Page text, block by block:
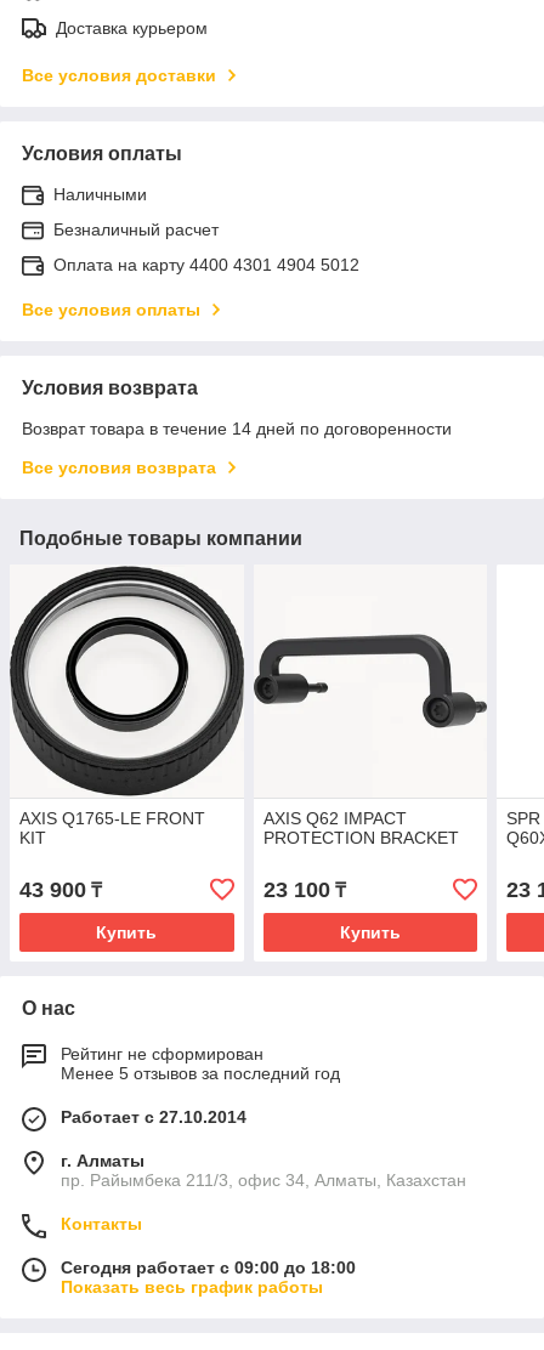
Доставка курьером
Все условия доставки
Условия оплаты
Наличными
Безналичный расчет
Оплата на карту 4400 4301 4904 5012
Все условия оплаты
Условия возврата
Возврат товара в течение 14 дней по договоренности
Все условия возврата
Подобные товары компании
AXIS Q1765-LE FRONT
KIT
43 900 ₸
Купить
AXIS Q62 IMPACT
PROTECTION BRACKET
23 100₸
Купить
23
О нас
Рейтинг не сформирован
Менее 5 отзывов за последний год
Работает с 27.10.2014
г. Алматы
пр. Райымбека 211/3, офис 34, Алматы, Казахстан
Контакты
Сегодня работает с 09:00 до 18:00
Показать весь график работы